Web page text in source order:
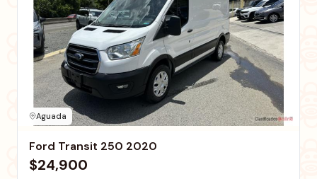
Aguada
Ford Transit 250 2020
$24,900